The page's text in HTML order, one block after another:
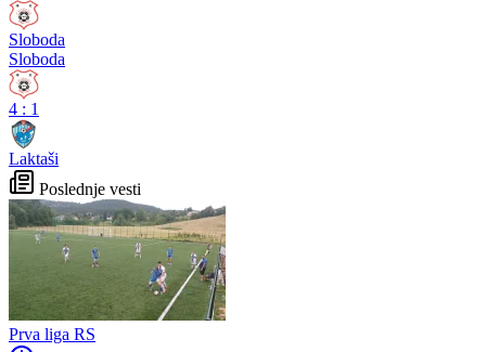
Sloboda
Sloboda
4 : 1
Laktaši
Poslednje vesti
Prva liga RS